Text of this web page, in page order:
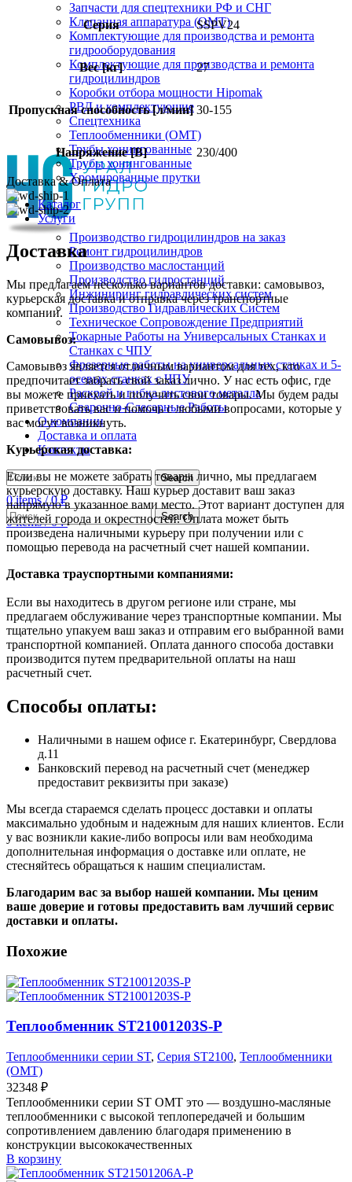
0items / 0₽
Запчасти для спецтехники РФ и СНГ
Клапанная аппаратура (OMT)
Комплектующие для производства и ремонта
гидрооборудования
Комплектующие для производства и ремонта
гидроцилиндров
Коробки отбора мощности Hipomak
РВД и комплектующие
Спецтехника
Теплообменники (OMT)
Трубы хонингованные
Трубы хонингованные
Хромированные прутки
Каталог
Услуги
Производство гидроцилиндров на заказ
Ремонт гидроцилиндров
Производство маслостанций
Производство гидростанций
Инжиниринг гидравлических систем
Производство Гидравлических Систем
Техническое Сопровождение Предприятий
Токарные Работы на Универсальных Станках и
Станках с ЧПУ
Фрезерные работы на универсальных станках и 5-
осевых станках с ЧПУ
Раскрой и гибка листового металла
Сварочно-Слесарные Работы
О компании
Доставка и оплата
Контакты
Search
0items / 0₽
Search
Серия SSPV24
Вес [кг] 27
Пропускная способность [л/мин] 30-155
Напряжение [В] 230/400
Доставка & Оплата
Доставка
Мы предлагаем несколько вариантов доставки: самовывоз,
курьерская доставка и отправка через транспортные
компании.
Самовывоз:
Самовывоз является отличным вариантом для тех, кто
предпочитает забрать свой заказ лично. У нас есть офис, где
вы можете приехать и получить свои товары. Мы будем рады
приветствовать вас и помочь с любыми вопросами, которые у
вас могут возникнуть.
Курьерская доставка:
Если вы не можете забрать товары лично, мы предлагаем
курьерскую доставку. Наш курьер доставит ваш заказ
напрямую в указанное вами место. Этот вариант доступен для
жителей города и окрестностей. Оплата может быть
произведена наличными курьеру при получении или с
помощью перевода на расчетный счет нашей компании.
Доставка траyспортными компаниями:
Если вы находитесь в другом регионе или стране, мы
предлагаем обслуживание через транспортные компании. Мы
тщательно упакуем ваш заказ и отправим его выбранной вами
транспортной компанией. Оплата данного способа доставки
производится путем предварительной оплаты на наш
расчетный счет.
Способы оплаты:
Наличными в нашем офисе г. Екатеринбург, Свердлова
д.11
Банковский перевод на расчетный счет (менеджер
предоставит реквизиты при заказе)
Мы всегда стараемся сделать процесс доставки и оплаты
максимально удобным и надежным для наших клиентов. Если
у вас возникли какие-либо вопросы или вам необходима
дополнительная информация о доставке или оплате, не
стесняйтесь обращаться к нашим специалистам.
Благодарим вас за выбор нашей компании. Мы ценим
ваше доверие и готовы предоставить вам лучший сервис
доставки и оплаты.
Похожие
Теплообменник ST21001203S-P
Теплообменники серии ST, Серия ST2100, Теплообменники
(OMT)
32348 ₽
Теплообменники серии ST OMT это — воздушно-масляные
теплообменники с высокой теплопередачей и большим
сопротивлением давлению благодаря применению в
конструкции высококачественных
В корзину